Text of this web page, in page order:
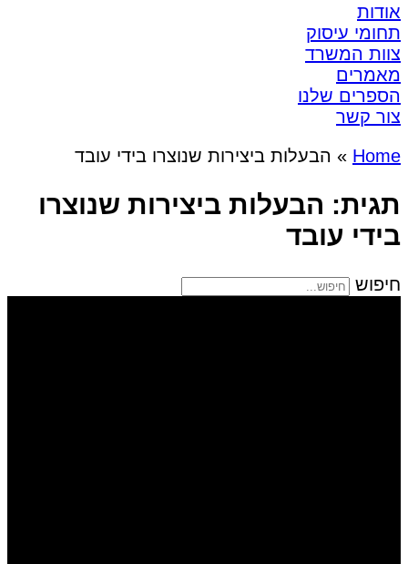
אודות
תחומי עיסוק
צוות המשרד
מאמרים
הספרים שלנו
צור קשר
Home
» הבעלות ביצירות שנוצרו בידי עובד
תגית: הבעלות ביצירות שנוצרו
בידי עובד
חיפוש